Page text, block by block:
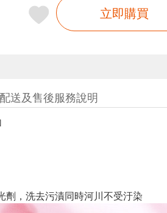
立即購買
配送及售後服務說明
劑，洗去污漬同時河川不受汙染